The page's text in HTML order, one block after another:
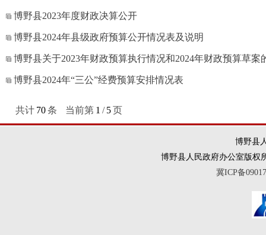
博野县2023年度财政决算公开
博野县2024年县级政府预算公开情况表及说明
博野县关于2023年财政预算执行情况和2024年财政预算草案
博野县2024年“三公”经费预算安排情况表
共计 70条 当前第 1 / 5页
博野县
博野县人民政府办公室版权
冀ICP备